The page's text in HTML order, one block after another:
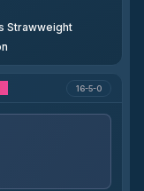
Strawweight
16-5-0